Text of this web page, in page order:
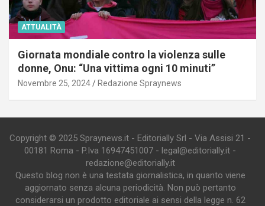
ATTUALITÀ
Giornata mondiale contro la violenza sulle
donne, Onu: “Una vittima ogni 10 minuti”
Novembre 25, 2024 Redazione Spraynews
Copyright © 2025 Spraynews.it - Editorially Srl - Via Assisi 21 -
00181 Roma - P.Iva 16947451007 - legal@editorially.it -
redazione@editorially.it
Questo blog non è una testata giornalistica, in quanto viene
aggiornato senza alcuna periodicità. Non può pertanto
considerarsi un prodotto editoriale ai sensi della legge n. 62